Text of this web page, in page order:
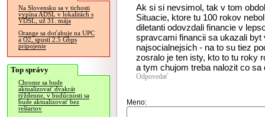
Na Slovensku sa v tichosti
vypína ADSL v lokalitách s
VDSL, už 31. mája
Orange sa doťahuje na UPC
a O2, spustí 2.5 Gbps
pripojenie
Top správy
Chrome sa bude
aktualizovať dvakrát
týždenne, v budúcnosti sa
bude aktualizovať bez
reštartov
Ak si si nevsimol, tak v tom
Situacie, ktore tu 100 rokov
diletanti odovzdali financie v
spravcami financii sa ukazali
najsocialnejsich - na to su tiez
zosralo je ten isty, kto to tu roky
a tym chujom treba nalozit co sa
Odpovedať
Meno: